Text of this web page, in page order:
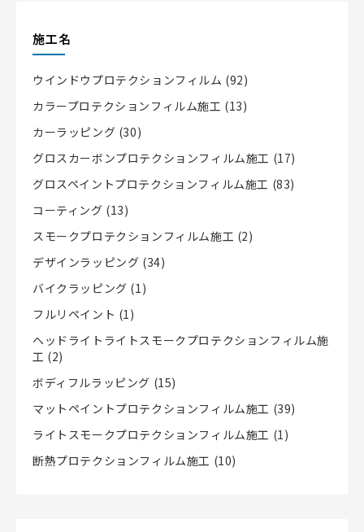
施工名
ウインドウプロテクションフィルム (92)
カラープロテクションフィルム施工 (13)
カーラッピング (30)
グロスカーボンプロテクションフィルム施工 (17)
グロスペイントプロテクションフィルム施工 (83)
コーティング (13)
スモークプロテクションフィルム施工 (2)
デザインラッピング (34)
バイクラッピング (1)
フルリペイント (1)
ヘッドライトライトスモークプロテクションフィルム施
工 (2)
ボディフルラッピング (15)
マットペイントプロテクションフィルム施工 (39)
ライトスモークプロテクションフィルム施工 (1)
断熱プロテクションフィルム施工 (10)